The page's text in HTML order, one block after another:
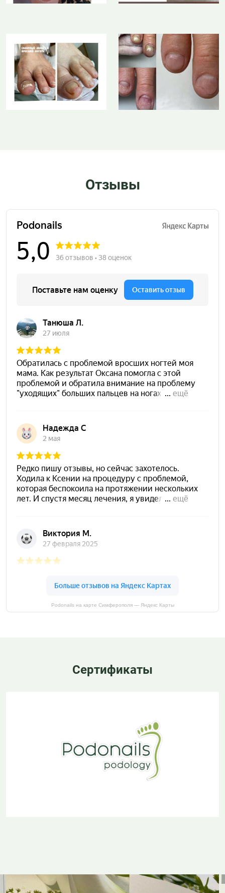
Отзывы
Podonails на карте Симферополя — Яндекс Карты
Сертификаты